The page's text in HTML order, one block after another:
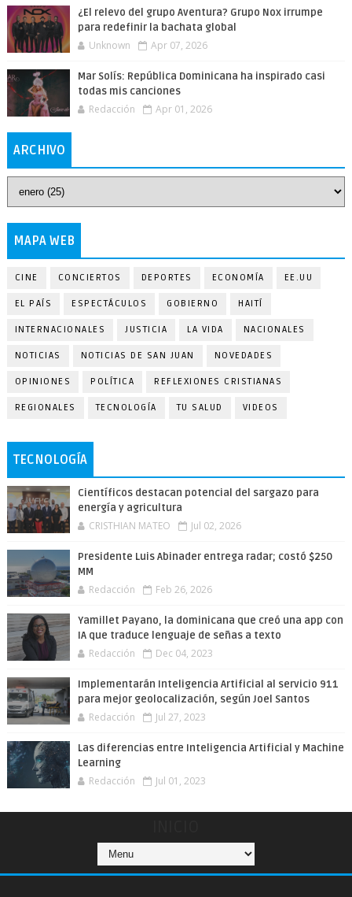
¿El relevo del grupo Aventura? Grupo Nox irrumpe
para redefinir la bachata global
Unknown Apr 07, 2026
Mar Solís: República Dominicana ha inspirado casi
todas mis canciones
Redacción Apr 01, 2026
ARCHIVO
MAPA WEB
CINE CONCIERTOS DEPORTES ECONOMÍA EE.UU
EL PAÍS ESPECTÁCULOS GOBIERNO HAITÍ
INTERNACIONALES JUSTICIA LA VIDA NACIONALES
NOTICIAS NOTICIAS DE SAN JUAN NOVEDADES
OPINIONES POLÍTICA REFLEXIONES CRISTIANAS
REGIONALES TECNOLOGÍA TU SALUD VIDEOS
TECNOLOGÍA
Científicos destacan potencial del sargazo para
energía y agricultura
CRISTHIAN MATEO Jul 02, 2026
Presidente Luis Abinader entrega radar; costó $250
MM
Redacción Feb 26, 2026
Yamillet Payano, la dominicana que creó una app con
IA que traduce lenguaje de señas a texto
Redacción Dec 04, 2023
Implementarán Inteligencia Artificial al servicio 911
para mejor geolocalización, según Joel Santos
Redacción Jul 27, 2023
Las diferencias entre Inteligencia Artificial y Machine
Learning
Redacción Jul 01, 2023